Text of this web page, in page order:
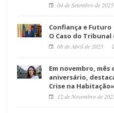
04 de Setembro de 2025
Confiança e Futuro
O Caso do
08 de Abril de 2025
Em novembro, mês
aniversário,
Crise na Habitação»
12 de Novembro de